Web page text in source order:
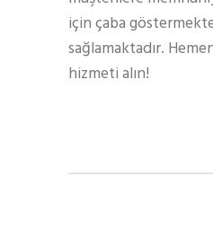
için çaba
sağlamaktadır.
hizmeti alın!